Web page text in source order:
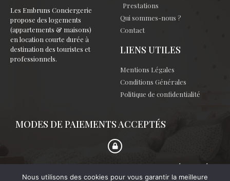
Les Embruns Conciergerie
propose des logements
(appartements & maisons)
en location courte durée à
destination des touristes et
professionnels.
Prestations
Qui sommes-nous ?
Contact
LIENS UTILES
Mentions Légales
Conditions Générales
Politique de confidentialité
MODES DE PAIEMENTS ACCEPTÉS
NOTRE SERVICE DE PAIEMENT EST 100% SÉCURISÉ
Nous utilisons des cookies pour vous garantir la meilleure